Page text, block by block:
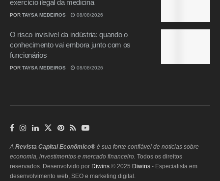
exercício ilegal da medicina
POR TAYSA MEDEIROS 08/08/2026
O risco invisível da indústria: quando o
conhecimento vai embora junto com os
funcionários
POR TAYSA MEDEIROS 08/08/2026
A Revista Capital Econômico® é sua fonte confiável de notícias sobre
economia, investimentos e mercado financeiro. Todos os direitos
reservados. Desenvolvido por Diwins.© 2025 Diwins - Especialista em
desenvolvimento web, SEO e marketing digital.